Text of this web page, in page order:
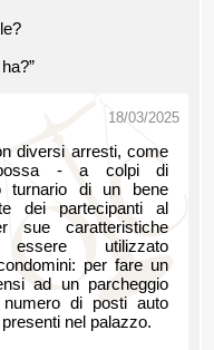
18/03/2025
diversi arresti, come
- a colpi di
turnario di un bene
dei partecipanti al
sue caratteristiche
utilizzato
per fare un
ad un parcheggio
di posti auto
nel palazzo.